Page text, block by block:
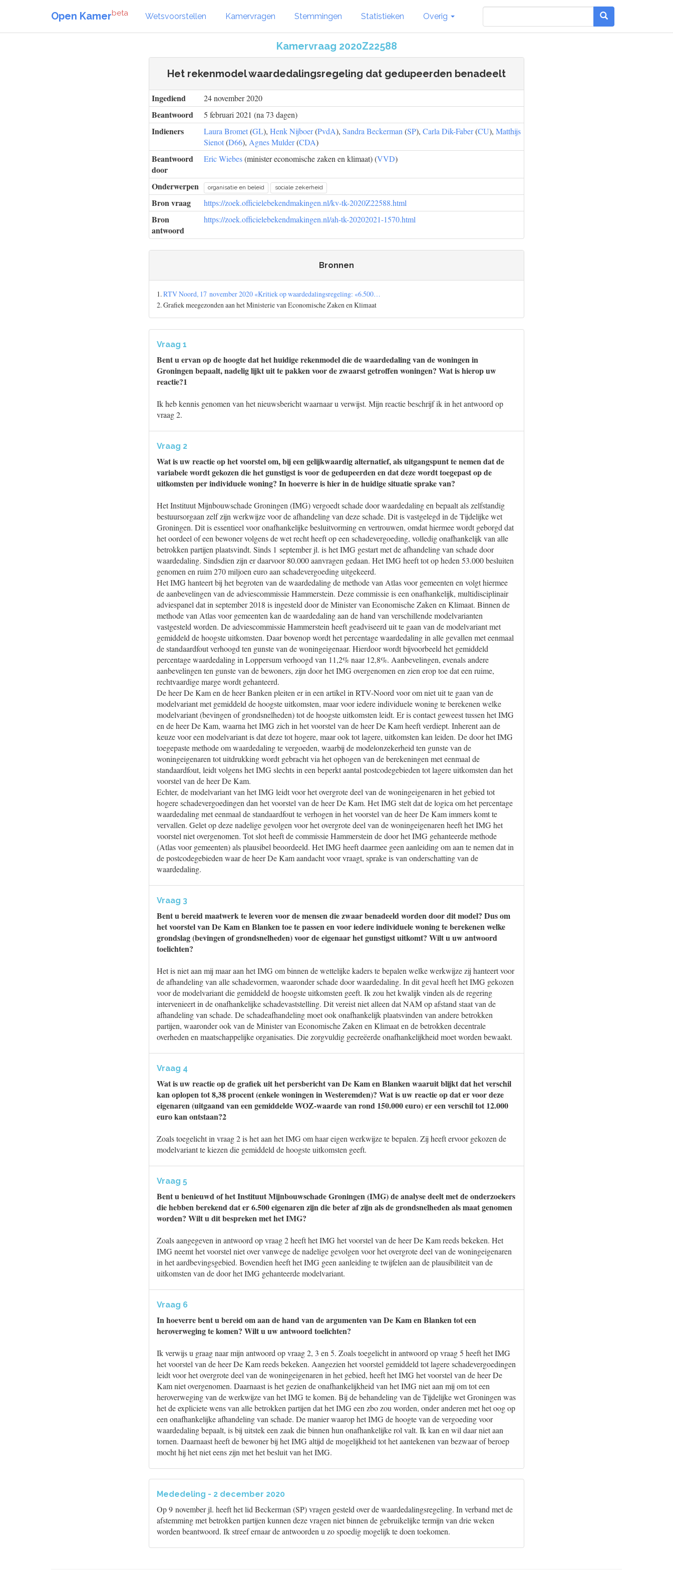
Open Kamerbeta Wetsvoorstellen Kamervragen Stemmingen Statistieken Overig
Kamervraag 2020Z22588
Het rekenmodel waardedalingsregeling dat gedupeerden benadeelt
Ingediend 24 november 2020
Beantwoord 5 februari 2021 (na 73 dagen)
Indieners Laura Bromet(GL), Henk Nijboer(PvdA), Sandra Beckerman (SP), Carla Dik-Faber(CU), Matthijs
Sienot(D66), Agnes Mulder(CDA)
Beantwoord
door
Eric Wiebes(minister economische zaken en klimaat) (VVD)
Onderwerpen organisatie en beleid sociale zekerheid
Bron vraag https://zoek.officielebekendmakingen.nl/kv-tk-2020Z22588.html
Bron
antwoord
https://zoek.officielebekendmakingen.nl/ah-tk-20202021-1570.html
Bronnen
1.RTV Noord, 17 november 2020 «Kritiek op waardedalingsregeling: «6.500…
2. Grafiek meegezonden aan het Ministerie van Economische Zaken en Klimaat
Vraag 1
Bent u ervan op de hoogte dat het huidige rekenmodel die de waardedaling van de woningen in
Groningen bepaalt, nadelig lijkt uit te pakken voor de zwaarst getroffen woningen? Wat is hierop uw
reactie?1
Ik heb kennis genomen van het nieuwsbericht waarnaar u verwijst. Mijn reactie beschrijf ik in het antwoord op
vraag 2.
Vraag 2
Wat is uw reactie op het voorstel om, bij een gelijkwaardig alternatief, als uitgangspunt te nemen dat de
variabele wordt gekozen die het gunstigst is voor de gedupeerden en dat deze wordt toegepast op de
uitkomsten per individuele woning? In hoeverre is hier in de huidige situatie sprake van?
Het Instituut Mijnbouwschade Groningen (IMG) vergoedt schade door waardedaling en bepaalt als zelfstandig
bestuursorgaan zelf zijn werkwijze voor de afhandeling van deze schade. Dit is vastgelegd in de Tijdelijke wet
Groningen. Dit is essentieel voor onafhankelijke besluitvorming en vertrouwen, omdat hiermee wordt geborgd dat
het oordeel of een bewoner volgens de wet recht heeft op een schadevergoeding, volledig onafhankelijk van alle
betrokken partijen plaatsvindt. Sinds 1 september jl. is het IMG gestart met de afhandeling van schade door
waardedaling. Sindsdien zijn er daarvoor 80.000 aanvragen gedaan. Het IMG heeft tot op heden 53.000 besluiten
genomen en ruim 270 miljoen euro aan schadevergoeding uitgekeerd.
Het IMG hanteert bij het begroten van de waardedaling de methode van Atlas voor gemeenten en volgt hiermee
de aanbevelingen van de adviescommissie Hammerstein. Deze commissie is een onafhankelijk, multidisciplinair
adviespanel dat in september 2018 is ingesteld door de Minister van Economische Zaken en Klimaat. Binnen de
methode van Atlas voor gemeenten kan de waardedaling aan de hand van verschillende modelvarianten
vastgesteld worden. De adviescommissie Hammerstein heeft geadviseerd uit te gaan van de modelvariant met
gemiddeld de hoogste uitkomsten. Daar bovenop wordt het percentage waardedaling in alle gevallen met eenmaal
de standaardfout verhoogd ten gunste van de woningeigenaar. Hierdoor wordt bijvoorbeeld het gemiddeld
percentage waardedaling in Loppersum verhoogd van 11,2% naar 12,8%. Aanbevelingen, evenals andere
aanbevelingen ten gunste van de bewoners, zijn door het IMG overgenomen en zien erop toe dat een ruime,
rechtvaardige marge wordt gehanteerd.
De heer De Kam en de heer Banken pleiten er in een artikel in RTV-Noord voor om niet uit te gaan van de
modelvariant met gemiddeld de hoogste uitkomsten, maar voor iedere individuele woning te berekenen welke
modelvariant (bevingen of grondsnelheden) tot de hoogste uitkomsten leidt. Er is contact geweest tussen het IMG
en de heer De Kam, waarna het IMG zich in het voorstel van de heer De Kam heeft verdiept. Inherent aan de
keuze voor een modelvariant is dat deze tot hogere, maar ook tot lagere, uitkomsten kan leiden. De door het IMG
toegepaste methode om waardedaling te vergoeden, waarbij de modelonzekerheid ten gunste van de
woningeigenaren tot uitdrukking wordt gebracht via het ophogen van de berekeningen met eenmaal de
standaardfout, leidt volgens het IMG slechts in een beperkt aantal postcodegebieden tot lagere uitkomsten dan het
voorstel van de heer De Kam.
Echter, de modelvariant van het IMG leidt voor het overgrote deel van de woningeigenaren in het gebied tot
hogere schadevergoedingen dan het voorstel van de heer De Kam. Het IMG stelt dat de logica om het percentage
waardedaling met eenmaal de standaardfout te verhogen in het voorstel van de heer De Kam immers komt te
vervallen. Gelet op deze nadelige gevolgen voor het overgrote deel van de woningeigenaren heeft het IMG het
voorstel niet overgenomen. Tot slot heeft de commissie Hammerstein de door het IMG gehanteerde methode
(Atlas voor gemeenten) als plausibel beoordeeld. Het IMG heeft daarmee geen aanleiding om aan te nemen dat in
de postcodegebieden waar de heer De Kam aandacht voor vraagt, sprake is van onderschatting van de
waardedaling.
Vraag 3
Bent u bereid maatwerk te leveren voor de mensen die zwaar benadeeld worden door dit model? Dus om
het voorstel van De Kam en Blanken toe te passen en voor iedere individuele woning te berekenen welke
grondslag (bevingen of grondsnelheden) voor de eigenaar het gunstigst uitkomt? Wilt u uw antwoord
toelichten?
Het is niet aan mij maar aan het IMG om binnen de wettelijke kaders te bepalen welke werkwijze zij hanteert voor
de afhandeling van alle schadevormen, waaronder schade door waardedaling. In dit geval heeft het IMG gekozen
voor de modelvariant die gemiddeld de hoogste uitkomsten geeft. Ik zou het kwalijk vinden als de regering
intervenieert in de onafhankelijke schadevaststelling. Dit vereist niet alleen dat NAM op afstand staat van de
afhandeling van schade. De schadeafhandeling moet ook onafhankelijk plaatsvinden van andere betrokken
partijen, waaronder ook van de Minister van Economische Zaken en Klimaat en de betrokken decentrale
overheden en maatschappelijke organisaties. Die zorgvuldig gecreëerde onafhankelijkheid moet worden bewaakt.
Vraag 4
Wat is uw reactie op de grafiek uit het persbericht van De Kam en Blanken waaruit blijkt dat het verschil
kan oplopen tot 8,38 procent (enkele woningen in Westeremden)? Wat is uw reactie op dat er voor deze
eigenaren (uitgaand van een gemiddelde WOZ-waarde van rond 150.000 euro) er een verschil tot 12.000
euro kan ontstaan?2
Zoals toegelicht in vraag 2 is het aan het IMG om haar eigen werkwijze te bepalen. Zij heeft ervoor gekozen de
modelvariant te kiezen die gemiddeld de hoogste uitkomsten geeft.
Vraag 5
Bent u benieuwd of het Instituut Mijnbouwschade Groningen (IMG) de analyse deelt met de onderzoekers
die hebben berekend dat er 6.500 eigenaren zijn die beter af zijn als de grondsnelheden als maat genomen
worden? Wilt u dit bespreken met het IMG?
Zoals aangegeven in antwoord op vraag 2 heeft het IMG het voorstel van de heer De Kam reeds bekeken. Het
IMG neemt het voorstel niet over vanwege de nadelige gevolgen voor het overgrote deel van de woningeigenaren
in het aardbevingsgebied. Bovendien heeft het IMG geen aanleiding te twijfelen aan de plausibiliteit van de
uitkomsten van de door het IMG gehanteerde modelvariant.
Vraag 6
In hoeverre bent u bereid om aan de hand van de argumenten van De Kam en Blanken tot een
heroverweging te komen? Wilt u uw antwoord toelichten?
Ik verwijs u graag naar mijn antwoord op vraag 2, 3 en 5. Zoals toegelicht in antwoord op vraag 5 heeft het IMG
het voorstel van de heer De Kam reeds bekeken. Aangezien het voorstel gemiddeld tot lagere schadevergoedingen
leidt voor het overgrote deel van de woningeigenaren in het gebied, heeft het IMG het voorstel van de heer De
Kam niet overgenomen. Daarnaast is het gezien de onafhankelijkheid van het IMG niet aan mij om tot een
heroverweging van de werkwijze van het IMG te komen. Bij de behandeling van de Tijdelijke wet Groningen was
het de expliciete wens van alle betrokken partijen dat het IMG een zbo zou worden, onder anderen met het oog op
een onafhankelijke afhandeling van schade. De manier waarop het IMG de hoogte van de vergoeding voor
waardedaling bepaalt, is bij uitstek een zaak die binnen hun onafhankelijke rol valt. Ik kan en wil daar niet aan
tornen. Daarnaast heeft de bewoner bij het IMG altijd de mogelijkheid tot het aantekenen van bezwaar of beroep
mocht hij het niet eens zijn met het besluit van het IMG.
Mededeling - 2 december 2020
Op 9 november jl. heeft het lid Beckerman (SP) vragen gesteld over de waardedalingsregeling. In verband met de
afstemming met betrokken partijen kunnen deze vragen niet binnen de gebruikelijke termijn van drie weken
worden beantwoord. Ik streef ernaar de antwoorden u zo spoedig mogelijk te doen toekomen.